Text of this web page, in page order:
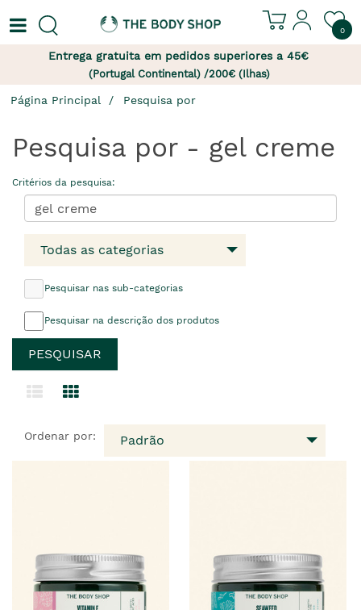
0
Entrega gratuita em pedidos superiores a 45€
(Portugal Continental) /200€ (Ilhas)
Página Principal Pesquisa por
Pesquisa por - gel creme
Critérios da pesquisa:
Todas as categorias
Pesquisar nas sub-categorias
Pesquisar na descrição dos produtos
Ordenar por: Padrão